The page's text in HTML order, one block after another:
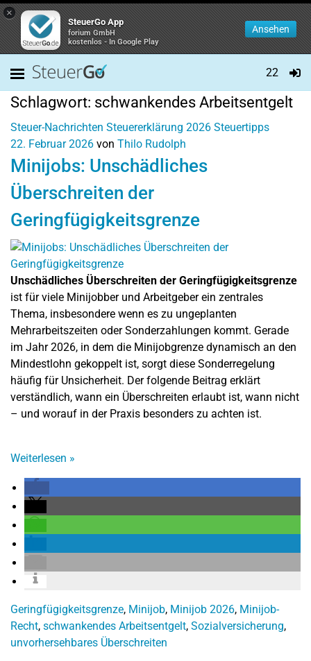
×
SteuerGo App
forium GmbH
kostenlos - In Google Play
Ansehen
22
Schlagwort: schwankendes Arbeitsentgelt
Steuer-Nachrichten Steuererklärung 2026 Steuertipps
22. Februar 2026 von Thilo Rudolph
Minijobs: Unschädliches
Überschreiten der
Geringfügigkeitsgrenze
Unschädliches Überschreiten der Geringfügigkeitsgrenze
ist für viele Minijobber und Arbeitgeber ein zentrales
Thema, insbesondere wenn es zu ungeplanten
Mehrarbeitszeiten oder Sonderzahlungen kommt. Gerade
im Jahr 2026, in dem die Minijobgrenze dynamisch an den
Mindestlohn gekoppelt ist, sorgt diese Sonderregelung
häufig für Unsicherheit. Der folgende Beitrag erklärt
verständlich, wann ein Überschreiten erlaubt ist, wann nicht
– und worauf in der Praxis besonders zu achten ist.
Weiterlesen »
Geringfügigkeitsgrenze, Minijob, Minijob 2026, Minijob-
Recht, schwankendes Arbeitsentgelt, Sozialversicherung,
unvorhersehbares Überschreiten